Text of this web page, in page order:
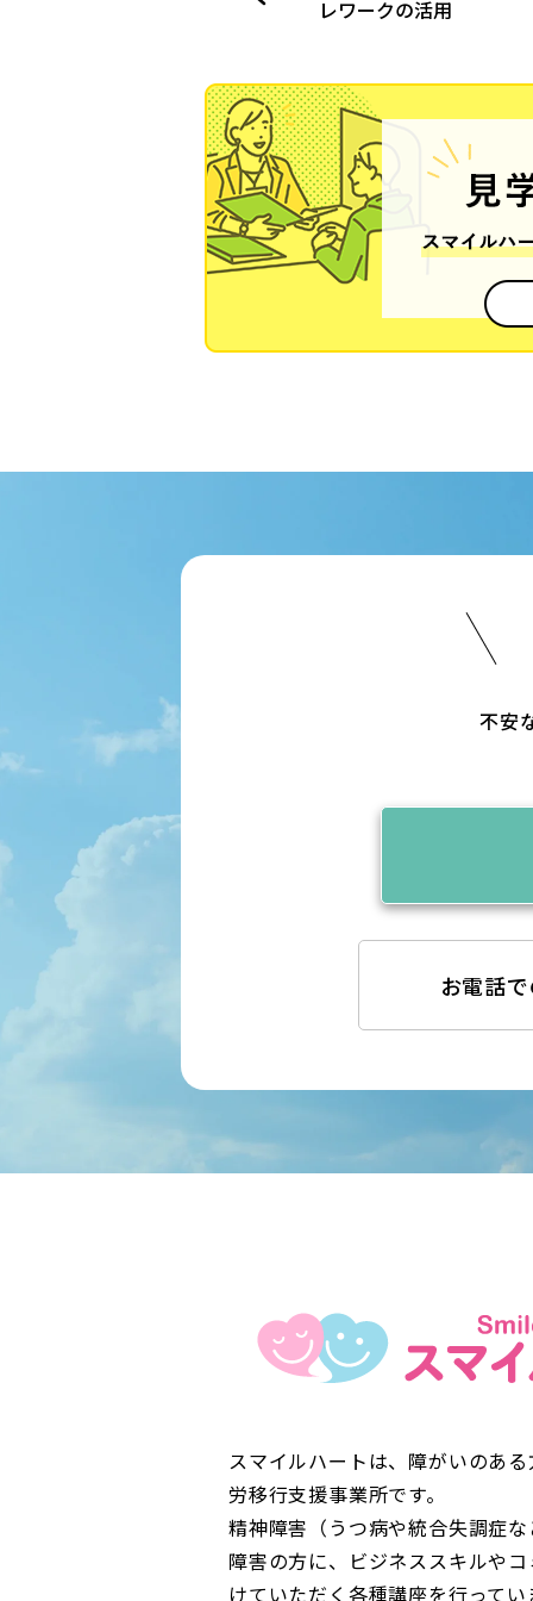
レワークの活用
不安
お電話
スマイルハートは、障がいのあ
労移行支援事業所です。
精神障害（うつ病や統合失調症
障害の方に、ビジネススキルや
けていただく各種講座を行ってい